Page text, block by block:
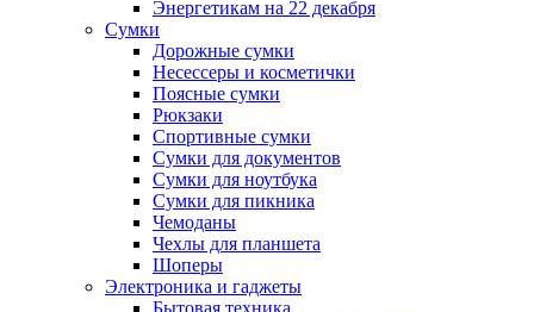
Энергетикам на 22 декабря
Сумки
Дорожные сумки
Несессеры и косметички
Поясные сумки
Рюкзаки
Спортивные сумки
Сумки для документов
Сумки для ноутбука
Сумки для пикника
Чемоданы
Чехлы для планшета
Шоперы
Электроника и гаджеты
Бытовая техника